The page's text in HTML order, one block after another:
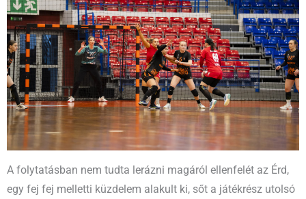
A folytatásban nem tudta lerázni magáról ellenfelét az Érd,
egy fej fej melletti küzdelem alakult ki, sőt a játékrész utolsó